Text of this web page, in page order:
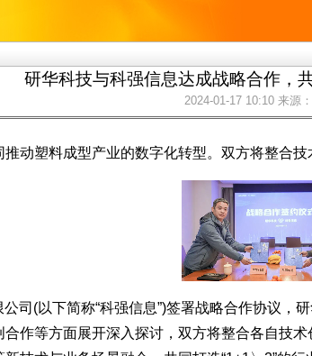
研华科技与科强信息达成战略合作，
2024-01-17 10:10 来源
动塑料成型产业的数字化转型。双方将整合
司(以下简称“科强信息”)签署战略合作协议
作等方面展开深入探讨，双方将整合各自技